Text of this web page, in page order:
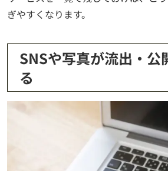
ぎやすくなります。
SNSや写真が流出・公
る